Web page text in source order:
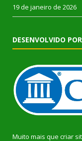
19 de janeiro de 2026
DESENVOLVIDO
Muito mais que criar